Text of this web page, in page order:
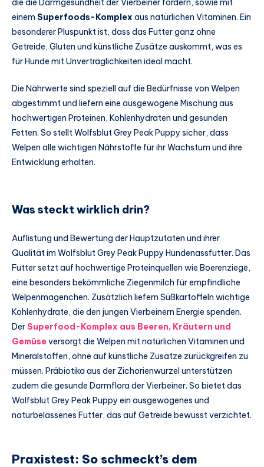
die die Darmgesundheit der Vierbeiner fördern, sowie mit
einem Superfoods-Komplex aus natürlichen Vitaminen. Ein
besonderer Pluspunkt ist, dass das Futter ganz ohne
Getreide, Gluten und künstliche Zusätze auskommt, was es
für Hunde mit Unverträglichkeiten ideal macht.
Die Nährwerte sind speziell auf die Bedürfnisse von Welpen
abgestimmt und liefern eine ausgewogene Mischung aus
hochwertigen Proteinen, Kohlenhydraten und gesunden
Fetten. So stellt Wolfsblut Grey Peak Puppy sicher, dass
Welpen alle wichtigen Nährstoffe für ihr Wachstum und ihre
Entwicklung erhalten.
Was steckt wirklich drin?
Auflistung und Bewertung der Hauptzutaten und ihrer
Qualität im Wolfsblut Grey Peak Puppy Hundenassfutter. Das
Futter setzt auf hochwertige Proteinquellen wie Boerenziege,
eine besonders bekömmliche Ziegenmilch für empfindliche
Welpenmagenchen. Zusätzlich liefern Süßkartoffeln wichtige
Kohlenhydrate, die den jungen Vierbeinern Energie spenden.
Der Superfood-Komplex aus Beeren, Kräutern und
Gemüse versorgt die Welpen mit natürlichen Vitaminen und
Mineralstoffen, ohne auf künstliche Zusätze zurückgreifen zu
müssen. Präbiotika aus der Zichorienwurzel unterstützen
zudem die gesunde Darmflora der Vierbeiner. So bietet das
Wolfsblut Grey Peak Puppy ein ausgewogenes und
naturbelassenes Futter, das auf Getreide bewusst verzichtet.
Praxistest: So schmeckt’s dem